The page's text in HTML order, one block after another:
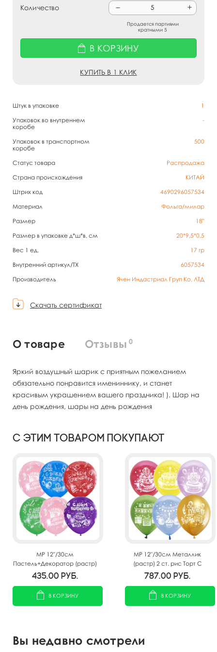
Штук в упаковке
1
Упаковок во внутреннем
коробе
-
Упаковок в транспортном
коробе
500
Статус товара
Распродажа
Страна происхождения
КИТАЙ
Штрих код
4690296057534
Материал
Фольга/милар
Размер
18"
Размер в упаковке д*ш*в, см
20*9,5*0,5
Вес 1 ед.
17 гр
Внутренний артикул/TX
6057534
Производитель
Ячен Индастриал Груп Ко, ЛТД
Скачать сертификат
Количество
Продается партиями
кратными 5
В КОРЗИНУ
КУПИТЬ В 1 КЛИК
О товаре Отзывы 0
Яркий воздушный шарик с приятным пожеланием
обязательно понравится имениннику, и станет
красивым украшением вашего праздника! ). Шар на
день рождения, шары на день рождения
С этим товаром покупают
MP 12"/30см
Пастель+Декоратор (растр)
5 ст. рис С Днем Рождения
435.00 руб.
В КОРЗИНУ
MP 12"/30см Металлик
(растр) 2 ст. рис Торт С
Днем Рождения 50шт
787.00 руб.
В КОРЗИНУ
Вы недавно смотрели